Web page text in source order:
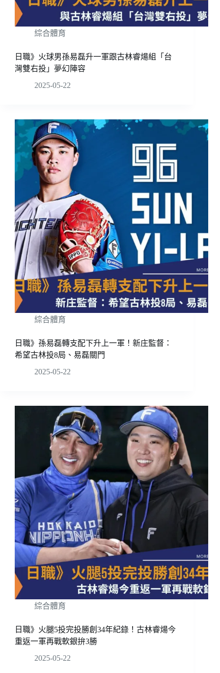
綜合體育
日職》火球男孫易磊升一軍跟古林睿煬組「台
灣雙右投」夢幻陣容
2025-05-22
綜合體育
日職》孫易磊轉支配下升上一軍！新庄監督：
希望古林投8局、易磊關門
2025-05-22
綜合體育
日職》火腿5投完投勝創34年紀錄！古林睿煬今
重返一軍再戰軟銀拚3勝
2025-05-22